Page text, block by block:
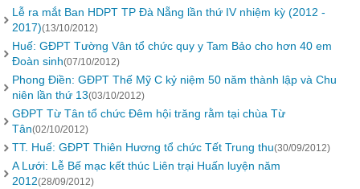
Lễ ra mắt Ban HDPT TP Đà Nẵng lần thứ IV nhiệm kỳ (2012 -
2017)(13/10/2012)
Huế: GĐPT Tường Vân tổ chức quy y Tam Bảo cho hơn 40 em
Đoàn sinh(07/10/2012)
Phong Điền: GĐPT Thế Mỹ C kỷ niệm 50 năm thành lập và Chu
niên lần thứ 13(03/10/2012)
GĐPT Từ Tân tổ chức Đêm hội trăng rằm tại chùa Từ
Tân(02/10/2012)
TT. Huế: GĐPT Thiên Hương tổ chức Tết Trung thu(30/09/2012)
A Lưới: Lễ Bế mạc kết thúc Liên trại Huấn luyện năm
2012(28/09/2012)